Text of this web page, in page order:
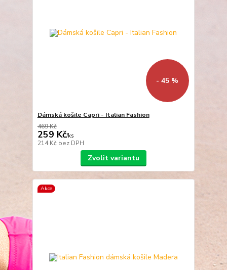
- 45 %
Dámská košile Capri - Italian Fashion
469 Kč
259 Kč/ks
214 Kč bez DPH
Zvolit variantu
Akce